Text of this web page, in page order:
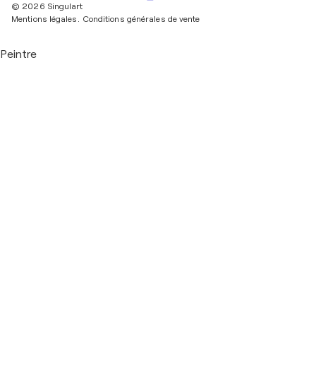
© 2026 Singulart
Mentions légales.
Conditions générales de vente
Peintre